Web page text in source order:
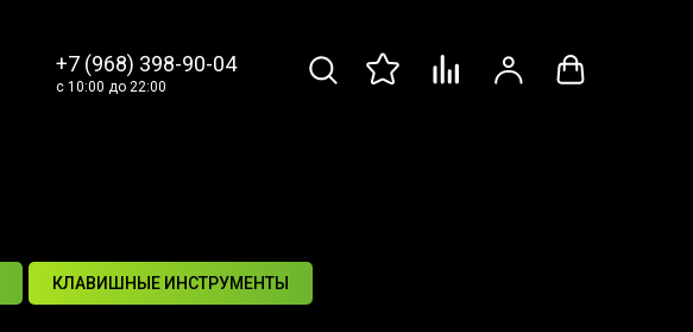
+7 (968) 398-90-04
с 10:00 до 22:00
КЛАВИШНЫЕ ИНСТРУМЕНТЫ